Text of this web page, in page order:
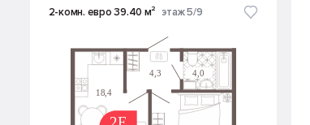
2-комн. евро 39.40 м² этаж 5/9